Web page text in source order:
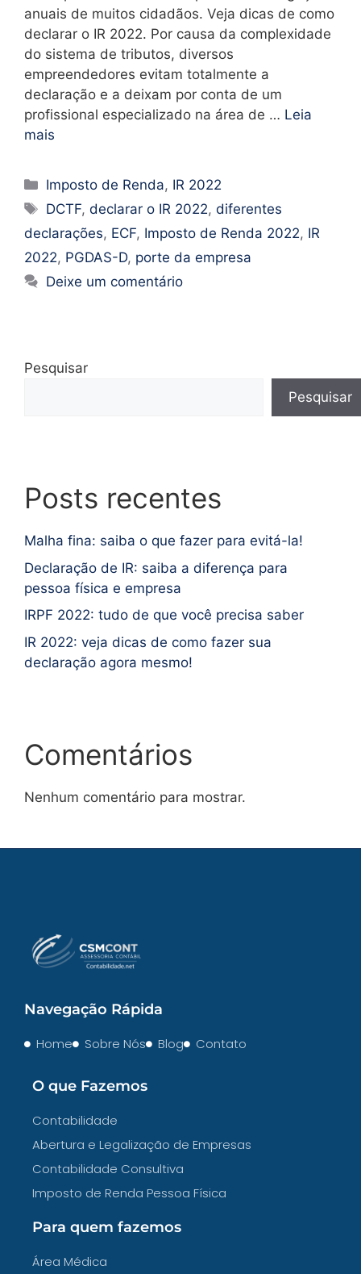
anuais de muitos cidadãos. Veja dicas de como
declarar o IR 2022. Por causa da complexidade
do sistema de tributos, diversos
empreendedores evitam totalmente a
declaração e a deixam por conta de um
profissional especializado na área de … Leia
mais
Imposto de Renda, IR 2022
DCTF,declarar o IR 2022,diferentes
declarações, ECF, Imposto de Renda 2022, IR
2022, PGDAS-D, porte da empresa
Deixe um comentário
Pesquisar
Pesquisar
Posts recentes
Malha fina: saiba o que fazer para evitá-la!
Declaração de IR: saiba a diferença para
pessoa física e empresa
IRPF 2022: tudo de que você precisa saber
IR 2022: veja dicas de como fazer sua
declaração agora mesmo!
Comentários
Nenhum comentário para mostrar.
Navegação Rápida
Home Sobre Nós Blog Contato
O que Fazemos
Contabilidade
Abertura e Legalização de Empresas
Contabilidade Consultiva
Imposto de Renda Pessoa Física
Para quem fazemos
Área Médica